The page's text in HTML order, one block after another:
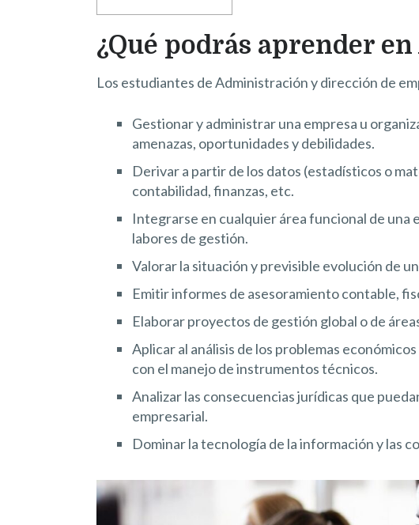
¿Qué podrás aprender en
Los estudiantes de Administración y dirección de
Gestionar y administrar una empresa u
amenazas, oportunidades y debilidades.
Derivar a partir de los datos (estadísticos o
contabilidad, finanzas, etc.
Integrarse en cualquier área funcional de una
labores de gestión.
Valorar la situación y previsible evolución de
Emitir informes de asesoramiento contable,
Elaborar proyectos de gestión global o de
Aplicar al análisis de los problemas
con el manejo de instrumentos técnicos.
Analizar las consecuencias jurídicas que
empresarial.
Dominar la tecnología de la información y las